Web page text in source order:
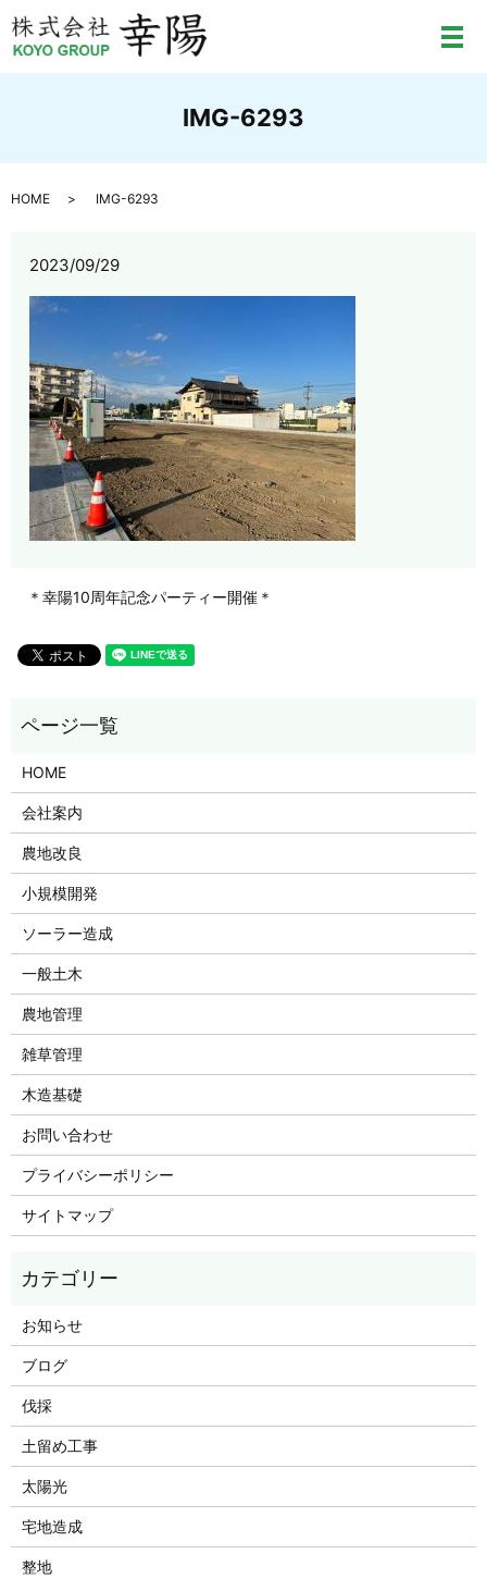
メ
IMG-6293
HOME IMG-6293
2023/09/29
＊幸陽10周年記念パーティー開催＊
HOME
会社案内
農地改良
小規模開発
ソーラー造成
一般土木
農地管理
雑草管理
木造基礎
お問い合わせ
プライバシーポリシー
サイトマップ
お知らせ
ブログ
伐採
土留め工事
太陽光
宅地造成
整地